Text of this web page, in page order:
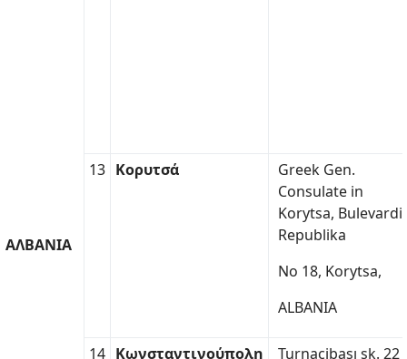
ΑΛΒΑΝΙΑ
13 Κορυτσά
Greek Gen.
Consulate in
Korytsa, Bulevardi
Republika
No 18, Korytsa,
ALBANIA
14 Κωνσταντινούπολη
Turnacibaşı sk. 22